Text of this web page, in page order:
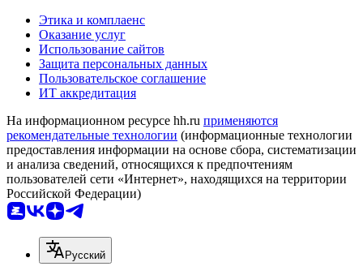
Этика и комплаенс
Оказание услуг
Использование сайтов
Защита персональных данных
Пользовательское соглашение
ИТ аккредитация
На информационном ресурсе hh.ru применяются
рекомендательные технологии (информационные технологии
предоставления информации на основе сбора, систематизации
и анализа сведений, относящихся к предпочтениям
пользователей сети «Интернет», находящихся на территории
Российской Федерации)
Русский